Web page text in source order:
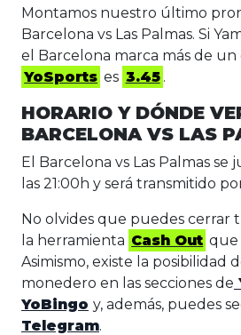
Montamos nuestro último
Barcelona vs Las Palmas. Si
el Barcelona marca más de
YoSports es 3.45 .
HORARIO Y DÓNDE
BARCELONA VS LAS
El Barcelona vs Las Palmas se
las 21:00h y será transmitido
No olvides que puedes cerrar
la herramienta Cash Out que
Asimismo, existe la posibilidad
monedero en las secciones de
YoBingo y, además, puedes
Telegram.